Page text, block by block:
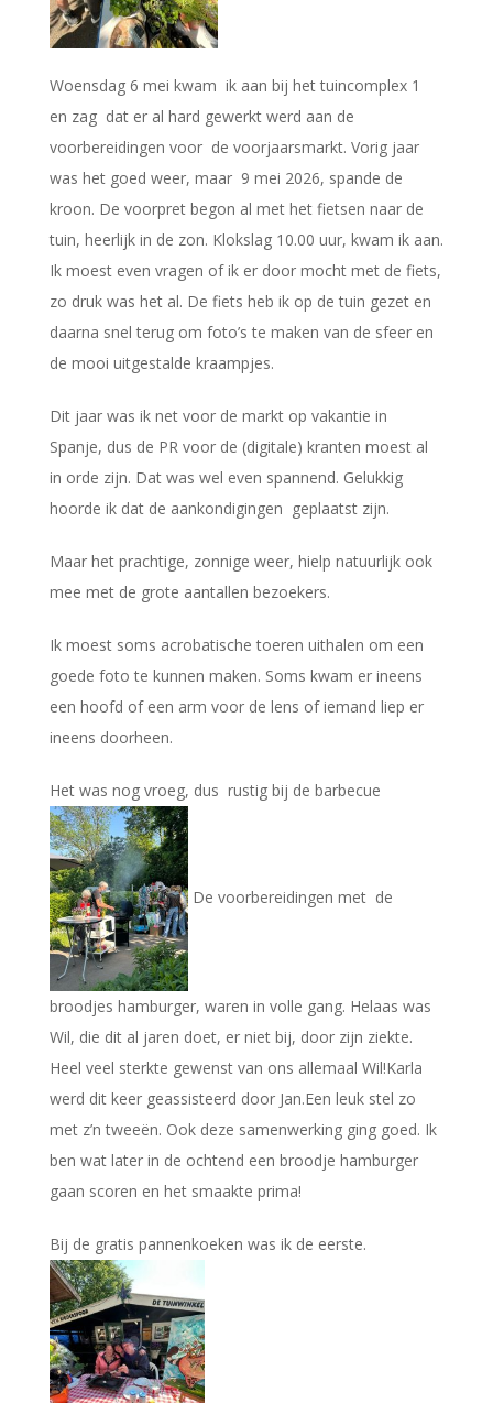
Woensdag 6 mei kwam ik aan bij het tuincomplex 1
en zag dat er al hard gewerkt werd aan de
voorbereidingen voor de voorjaarsmarkt. Vorig jaar
was het goed weer, maar 9 mei 2026, spande de
kroon. De voorpret begon al met het fietsen naar de
tuin, heerlijk in de zon. Klokslag 10.00 uur, kwam ik aan.
Ik moest even vragen of ik er door mocht met de fiets,
zo druk was het al. De fiets heb ik op de tuin gezet en
daarna snel terug om foto’s te maken van de sfeer en
de mooi uitgestalde kraampjes.
Dit jaar was ik net voor de markt op vakantie in
Spanje, dus de PR voor de (digitale) kranten moest al
in orde zijn. Dat was wel even spannend. Gelukkig
hoorde ik dat de aankondigingen geplaatst zijn.
Maar het prachtige, zonnige weer, hielp natuurlijk ook
mee met de grote aantallen bezoekers.
Ik moest soms acrobatische toeren uithalen om een
goede foto te kunnen maken. Soms kwam er ineens
een hoofd of een arm voor de lens of iemand liep er
ineens doorheen.
Het was nog vroeg, dus rustig bij de barbecue
De voorbereidingen met de
broodjes hamburger, waren in volle gang. Helaas was
Wil, die dit al jaren doet, er niet bij, door zijn ziekte.
Heel veel sterkte gewenst van ons allemaal Wil!Karla
werd dit keer geassisteerd door Jan.Een leuk stel zo
met z’n tweeën. Ook deze samenwerking ging goed. Ik
ben wat later in de ochtend een broodje hamburger
gaan scoren en het smaakte prima!
Bij de gratis pannenkoeken was ik de eerste.